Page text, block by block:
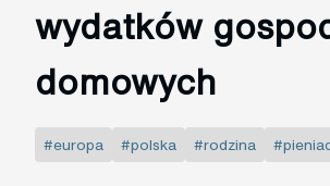
wydatków
domowych
#europa #polska #rodzina